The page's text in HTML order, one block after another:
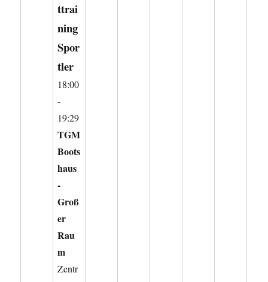
ttrai
ning
Spor
tler
18:00
-
19:29
TGM
Boots
haus
-
Groß
er
Rau
m
Zentr